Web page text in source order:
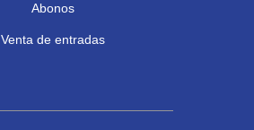
Abonos
Venta de entradas